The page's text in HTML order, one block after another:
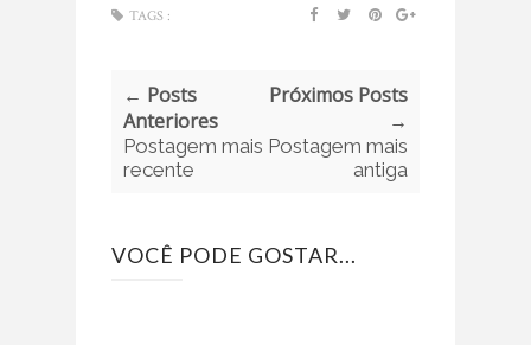
TAGS :
← Posts
Anteriores
Postagem mais
recente
Próximos Posts
→
Postagem mais
antiga
VOCÊ PODE GOSTAR...